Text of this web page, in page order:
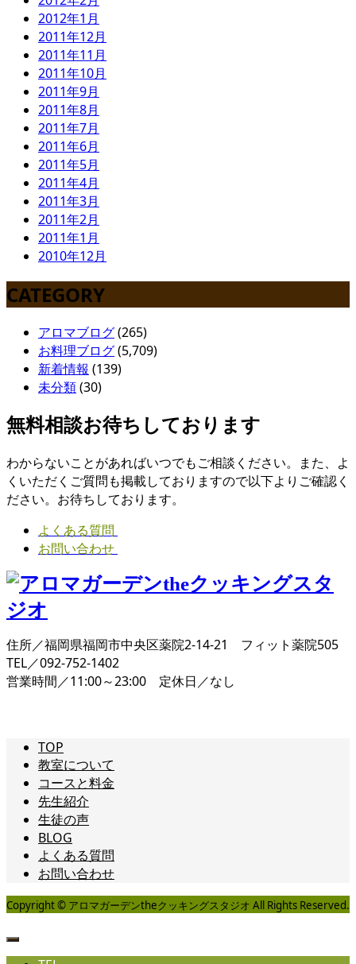
2012年1月
2011年12月
2011年11月
2011年10月
2011年9月
2011年8月
2011年7月
2011年6月
2011年5月
2011年4月
2011年3月
2011年2月
2011年1月
2010年12月
CATEGORY
アロマブログ(265)
お料理ブログ(5,709)
新着情報 (139)
未分類(30)
無料相談お待ちしております
わからないことがあればいつでもご相談ください。また、よ
くいただくご質問も掲載しておりますので以下よりご確認く
ださい。お待ちしております。
よくある質問
お問い合わせ
住所／福岡県福岡市中央区薬院2-14-21 フィット薬院505
TEL／092-752-1402
営業時間／11:00～23:00 定休日／なし
TOP
教室について
コースと料金
先生紹介
生徒の声
BLOG
よくある質問
お問い合わせ
Copyright © アロマガーデンtheクッキングスタジオ All Rights Reserved.